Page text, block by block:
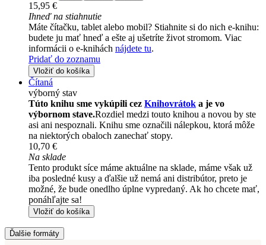
15,95 €
Ihneď na stiahnutie
Máte čítačku, tablet alebo mobil? Stiahnite si do nich e-knihu:
budete ju mať hneď a ešte aj ušetríte život stromom. Viac
informácii o e-knihách nájdete tu.
Pridať do zoznamu
Vložiť do košíka
Čítaná
výborný stav
Túto knihu sme vykúpili cez Knihovrátok a je vo
výbornom stave.Rozdiel medzi touto knihou a novou by ste
asi ani nespoznali. Knihu sme označili nálepkou, ktorá môže
na niektorých obaloch zanechať stopy.
10,70 €
Na sklade
Tento produkt síce máme aktuálne na sklade, máme však už
iba posledné kusy a ďalšie už nemá ani distribútor, preto je
možné, že bude onedlho úplne vypredaný. Ak ho chcete mať,
ponáhľajte sa!
Vložiť do košíka
Ďalšie formáty